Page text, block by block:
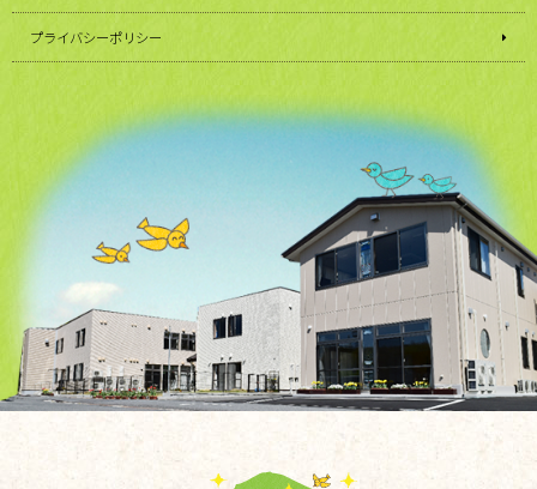
プライバシーポリシー